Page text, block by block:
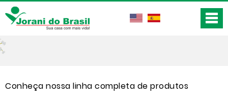
Conheça nossa linha completa de produtos